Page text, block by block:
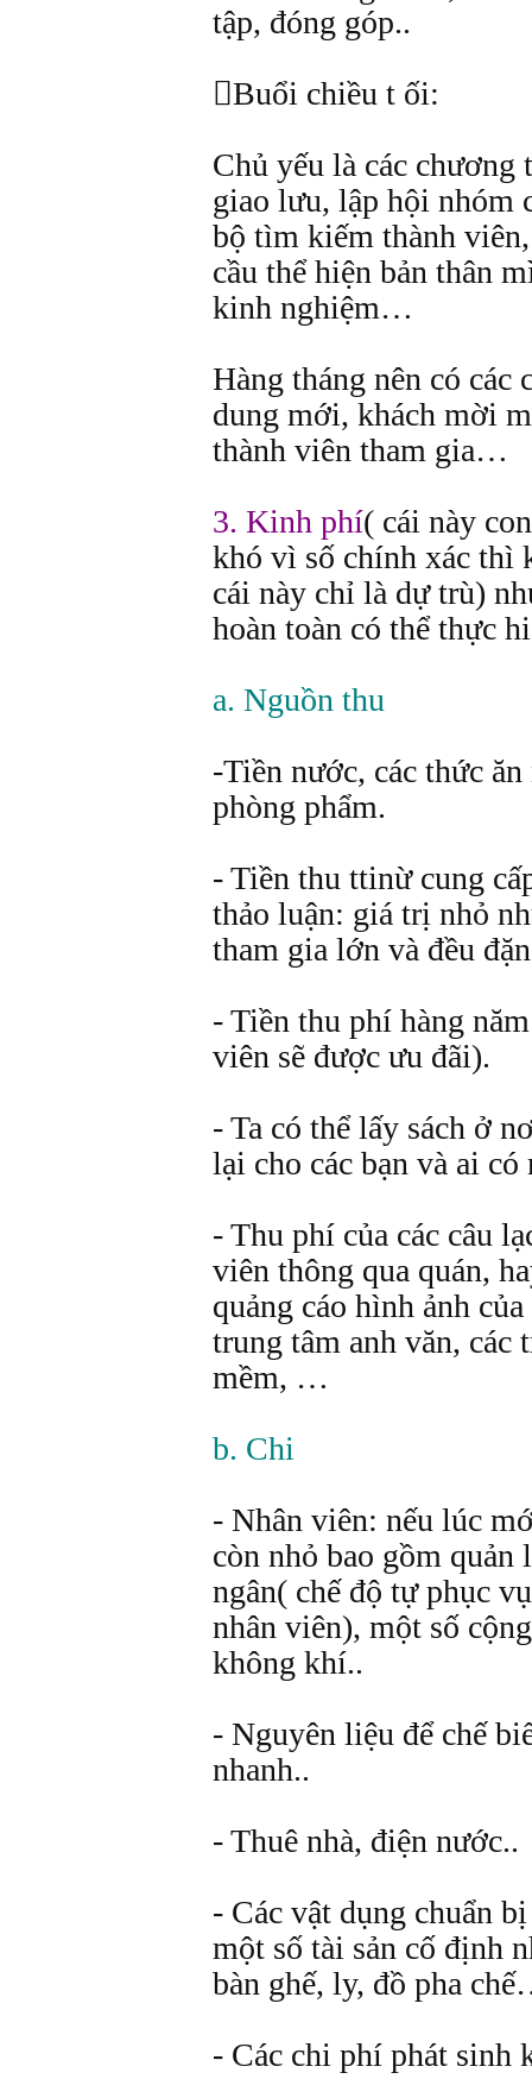
tập, đóng góp..
Buổi chiều t ối:
Chủ yếu là các
giao lưu, lập hội nhóm
bộ tìm kiếm thành
cầu thể hiện bản thân
kinh nghiệm…
Hàng tháng nên có
dung mới, khách mời
thành viên tham gia…
3. Kinh phí( cái này
khó vì số chính xác
cái này chỉ là dự trù)
hoàn toàn có thể thực
a. Nguồn thu
-Tiền nước, các thức
phòng phẩm.
- Tiền thu ttinừ cung
thảo luận: giá trị nhỏ
tham gia lớn và đều
- Tiền thu phí hàng
viên sẽ được ưu đãi).
- Ta có thể lấy sách ở
lại cho các bạn và ai có
- Thu phí của các câu
viên thông qua quán,
quảng cáo hình ảnh
trung tâm anh văn, các
mềm, …
b. Chi
- Nhân viên: nếu lúc
còn nhỏ bao gồm quản
ngân( chế độ tự phục
nhân viên), một số
không khí..
- Nguyên liệu để chế
nhanh..
- Thuê nhà, điện nước..
- Các vật dụng chuẩn
một số tài sản cố định
bàn ghế, ly, đồ pha
- Các chi phí phát sinh